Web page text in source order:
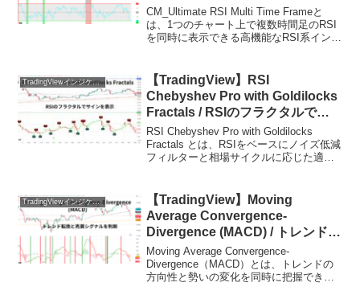
ケーター
CM_Ultimate RSI Multi Time Frameと
は、1つのチャート上で複数時間足のRSI
を同時に表示できる高機能なRSI系インジ
が、このインジケータ...
TradingViewインジケーターおすすめ一覧
【TradingView】RSI
Chebyshev Pro with Goldilocks
Fractals / RSIのフラクタルでサ
インを表示
RSI Chebyshev Pro with Goldilocks
Fractals とは、RSIをベースにノイズ低減
フィルターと相場サイクルに応じた適応
るピボット検出...
TradingViewインジケーターおすすめ一覧
【TradingView】Moving
Average Convergence-
Divergence (MACD) / トレンド転
換と売買シグナルを判断できるイ
ンジケーター
Moving Average Convergence-
Divergence（MACD）とは、トレンドの
方向性と勢いの変化を同時に把握でき